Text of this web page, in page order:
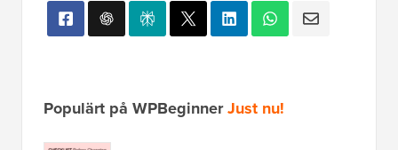
Populärt på WPBeginnerJust nu!